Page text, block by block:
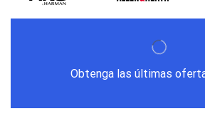
Obtenga las últimas